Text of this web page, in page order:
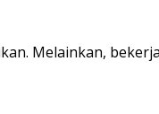
Melainkan,